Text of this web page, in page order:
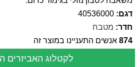
דגם: 40536000
חדר: מטבח
874 אנשים התעניינו במוצר זה
לקטלוג האביזרים